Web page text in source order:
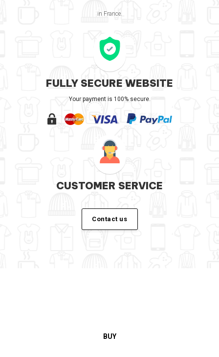
in France.
FULLY SECURE WEBSITE
Your payment is 100% secure.
CUSTOMER SERVICE
Contact us
BUY